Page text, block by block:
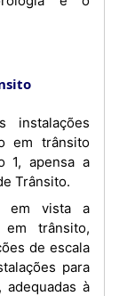
em trânsito
1, apensa a
Trânsito.
trânsito,
de escala
para
adequadas à